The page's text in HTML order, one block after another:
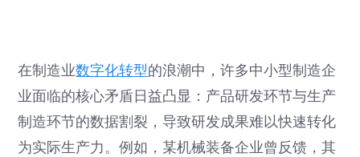
在制造业数字化转型的浪潮中，许多中小型制造企
业面临的核心矛盾日益凸显：产品研发环节与生产
制造环节的数据割裂，导致研发成果难以快速转化
为实际生产力。例如，某机械装备企业曾反馈，其